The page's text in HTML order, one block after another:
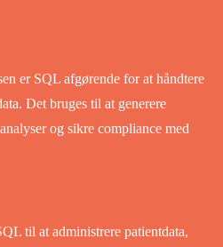
er SQL afgørende for at håndtere
Det bruges til at generere
og sikre compliance med
til at administrere patientdata,